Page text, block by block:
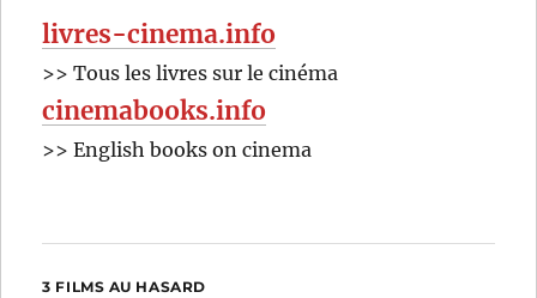
livres-cinema.info
>> Tous les livres sur le cinéma
cinemabooks.info
>> English books on cinema
3 FILMS AU HASARD